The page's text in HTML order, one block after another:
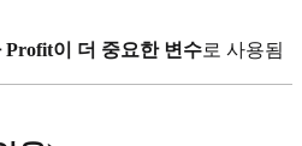
Profit이 더 중요한 변수로 사용됨